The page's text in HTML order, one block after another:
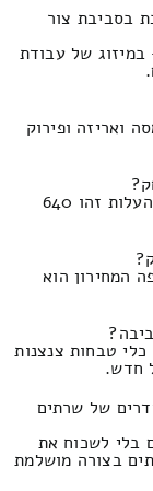
בסביבת צור
במיזוג של עבודת
ואריזה ופירוק
העלות להעברת אריחים בהוספת השכרת מנוף העלות זהו 640
המחירון הוא
טבחות צנצנות
של שרתים
בלי לשכוח את
בצורה מושלמת